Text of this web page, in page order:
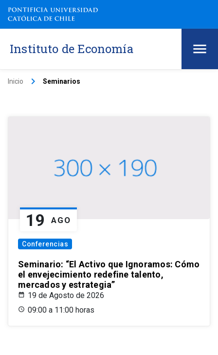
Instituto de Economía
Inicio keyboard_arrow_right Seminarios
19 AGO
Conferencias
Seminario: “El Activo que Ignoramos: Cómo
el envejecimiento redefine talento,
mercados y estrategia”
19 de Agosto de 2026
09:00 a 11:00 horas